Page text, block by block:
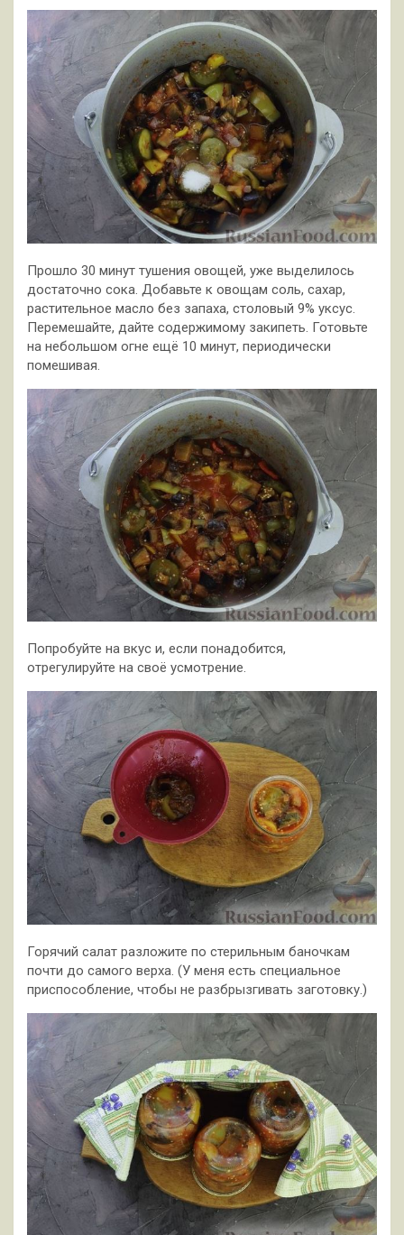
Прошло 30 минут тушения овощей, уже выделилось
достаточно сока. Добавьте к овощам соль, сахар,
растительное масло без запаха, столовый 9% уксус.
Перемешайте, дайте содержимому закипеть. Готовьте
на небольшом огне ещё 10 минут, периодически
помешивая.
Попробуйте на вкус и, если понадобится,
отрегулируйте на своё усмотрение.
Горячий салат разложите по стерильным баночкам
почти до самого верха. (У меня есть специальное
приспособление, чтобы не разбрызгивать заготовку.)